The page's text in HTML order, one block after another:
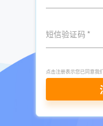
4. 建立长期合作关系
销售人员应该努力建立与客
高客户的忠诚度，还可以降
入和客户终身价值。销售
务，定期与客户进行沟通，
立和维护这种关系。
短信验证码 *
点击注册表示您已同意我